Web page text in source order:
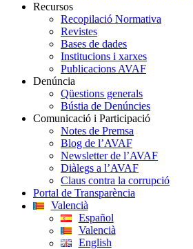
Recursos
Recopilació Normativa
Revistes
Bases de dades
Institucions i xarxes
Publicacions AVAF
Denúncia
Qüestions generals
Bústia de Denúncies
Comunicació i Participació
Notes de Premsa
Blog de l’AVAF
Newsletter de l’AVAF
Diàlegs a l’AVAF
Claus contra la corrupció
Portal de Transparència
Valencià
Español
Valencià
English